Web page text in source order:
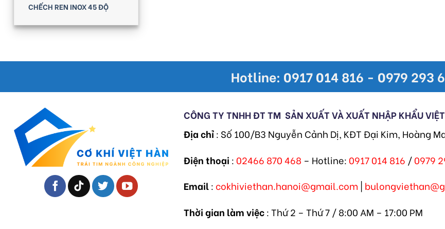
CHẾCH REN INOX 45 ĐỘ
Hotline: 0917 014 816 - 0979 293
CÔNG TY TNHH ĐT TM SẢN XUẤT VÀ XUẤT NHẬP KHẨU
Địa chỉ: Số 100/B3 Nguyễn Cảnh Dị, KĐT Đại Kim, Hoàng
Điện thoại : 02466 870 468 – Hotline: 0917 014 816 /0979
Email: cokhiviethan.hanoi@gmail.com
Thời gian làm việc: Thứ 2 – Thứ 7 / 8:00 AM – 17:00 PM